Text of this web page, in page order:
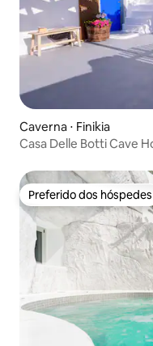
Caverna ⋅ Finikia
Casa Delle Botti Cave
Preferido dos hóspedes
Preferido dos hóspedes